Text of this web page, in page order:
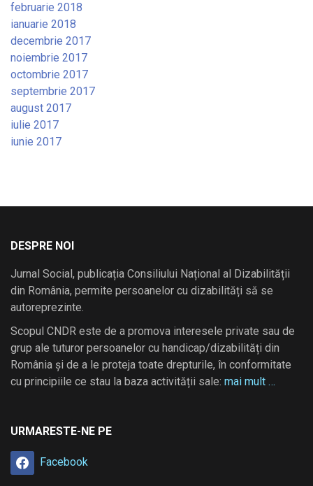
februarie 2018
ianuarie 2018
decembrie 2017
noiembrie 2017
octombrie 2017
septembrie 2017
august 2017
iulie 2017
iunie 2017
DESPRE NOI
Jurnal Social, publicația Consiliului Național al Dizabilității
din România, permite persoanelor cu dizabilități să se
autoreprezinte.
Scopul CNDR este de a promova interesele private sau de
grup ale tuturor persoanelor cu handicap/dizabilități din
România și de a le proteja toate drepturile, în conformitate
cu principiile ce stau la baza activității sale: mai mult …
URMARESTE-NE PE
Facebook